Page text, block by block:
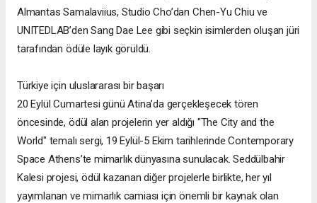
Almantas Samalaviius, Studio Cho’dan Chen-Yu Chiu ve
UNITEDLAB’den Sang Dae Lee gibi seçkin isimlerden oluşan jüri
tarafından ödüle layık görüldü.
Türkiye için uluslararası bir başarı
20 Eylül Cumartesi günü Atina’da gerçekleşecek tören
öncesinde, ödül alan projelerin yer aldığı "The City and the
World" temalı sergi, 19 Eylül-5 Ekim tarihlerinde Contemporary
Space Athens’te mimarlık dünyasına sunulacak. Seddülbahir
Kalesi projesi, ödül kazanan diğer projelerle birlikte, her yıl
yayımlanan ve mimarlık camiası için önemli bir kaynak olan